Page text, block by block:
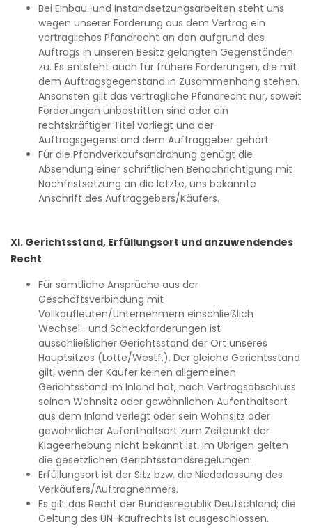
Bei Einbau-und Instandsetzungsarbeiten steht uns
wegen unserer Forderung aus dem Vertrag ein
vertragliches Pfandrecht an den aufgrund des
Auftrags in unseren Besitz gelangten Gegenständen
zu. Es entsteht auch für frühere Forderungen, die mit
dem Auftragsgegenstand in Zusammenhang stehen.
Ansonsten gilt das vertragliche Pfandrecht nur, soweit
Forderungen unbestritten sind oder ein
rechtskräftiger Titel vorliegt und der
Auftragsgegenstand dem Auftraggeber gehört.
Für die Pfandverkaufsandrohung genügt die
Absendung einer schriftlichen Benachrichtigung mit
Nachfristsetzung an die letzte, uns bekannte
Anschrift des Auftraggebers/Käufers.
XI. Gerichtsstand, Erfüllungsort und anzuwendendes
Recht
Für sämtliche Ansprüche aus der
Geschäftsverbindung mit
Vollkaufleuten/Unternehmern einschließlich
Wechsel- und Scheckforderungen ist
ausschließlicher Gerichtsstand der Ort unseres
Hauptsitzes (Lotte/Westf.). Der gleiche Gerichtsstand
gilt, wenn der Käufer keinen allgemeinen
Gerichtsstand im Inland hat, nach Vertragsabschluss
seinen Wohnsitz oder gewöhnlichen Aufenthaltsort
aus dem Inland verlegt oder sein Wohnsitz oder
gewöhnlicher Aufenthaltsort zum Zeitpunkt der
Klageerhebung nicht bekannt ist. Im Übrigen gelten
die gesetzlichen Gerichtsstandsregelungen.
Erfüllungsort ist der Sitz bzw. die Niederlassung des
Verkäufers/Auftragnehmers.
Es gilt das Recht der Bundesrepublik Deutschland; die
Geltung des UN-Kaufrechts ist ausgeschlossen.